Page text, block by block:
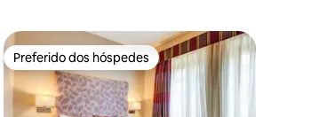
Preferido dos hóspedes
Preferido dos hóspedes